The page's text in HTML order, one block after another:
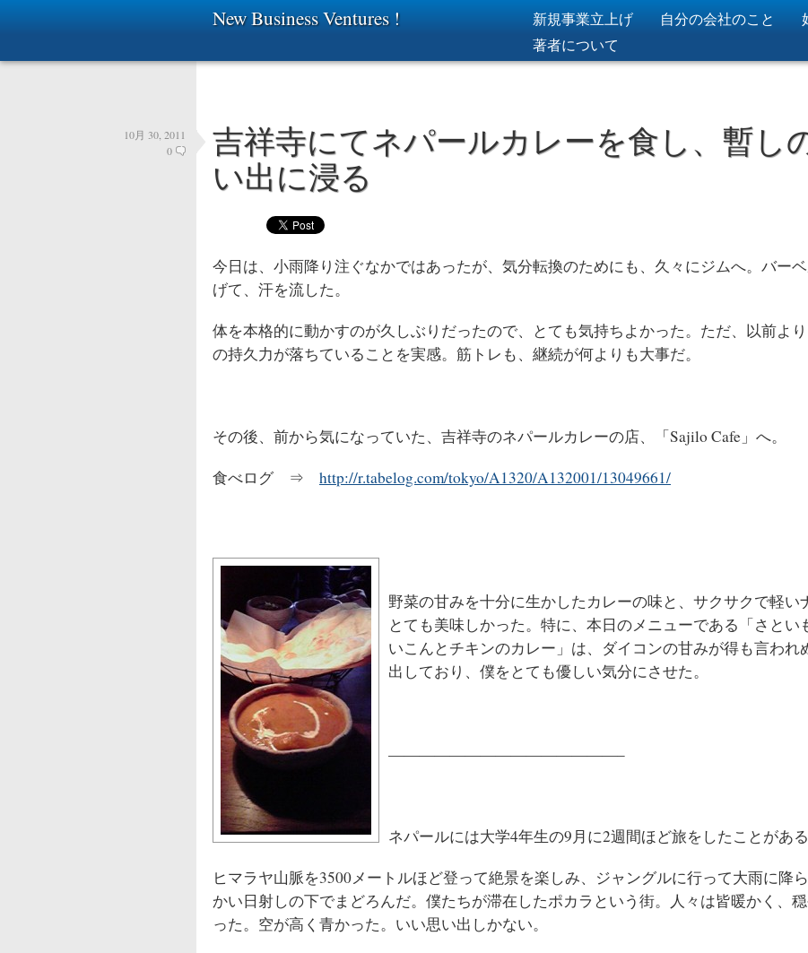
New Business Ventures ! 新規事業立上げ 自分の会社のこと
著者について
10月 30, 2011
0
吉祥寺にてネパールカレーを食し、暫し
い出に浸る
今日は、小雨降り注ぐなかではあったが、気分転換のためにも、久々にジムへ。バー
げて、汗を流した。
体を本格的に動かすのが久しぶりだったので、とても気持ちよかった。ただ、以前よ
の持久力が落ちていることを実感。筋トレも、継続が何よりも大事だ。
その後、前から気になっていた、吉祥寺のネパールカレーの店、「Sajilo Cafe」へ。
食べログ ⇒ http://r.tabelog.com/tokyo/A1320/A132001/13049661/
野菜の甘みを十分に生かしたカレーの味と、サクサクで軽い
とても美味しかった。特に、本日のメニューである「さとい
いこんとチキンのカレー」は、ダイコンの甘みが得も言われ
出しており、僕をとても優しい気分にさせた。
———————————————–
ネパールには大学4年生の9月に2週間ほど旅をしたことがある
ヒマラヤ山脈を3500メートルほど登って絶景を楽しみ、ジャングルに行って大雨に降
かい日射しの下でまどろんだ。僕たちが滞在したポカラという街。人々は皆暖かく、
った。空が高く青かった。いい思い出しかない。